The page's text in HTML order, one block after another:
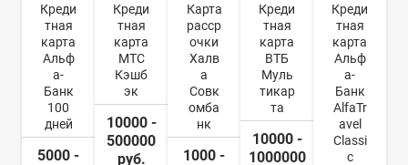
Креди
тная
карта
Альф
а-
Банк
100
дней
5000 -
Креди
тная
карта
МТС
Кэшб
эк
10000 -
500000
руб.
Карта
расср
очки
Халв
а
Совк
омба
нк
1000 -
Креди
тная
карта
ВТБ
Муль
тикар
та
10000 -
1000000
Креди
тная
карта
Альф
а-
Банк
AlfaTr
avel
Classi
c